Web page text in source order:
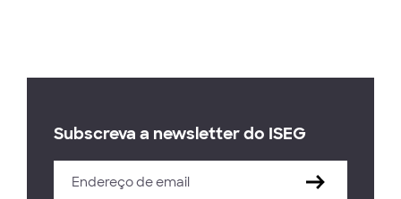
Subscreva a newsletter do ISEG